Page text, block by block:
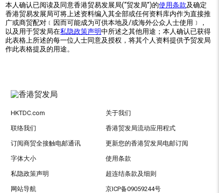
本人确认已阅读及同意香港贸易发展局(“贸发局”)的使用条款及确定
香港贸易发展局可将上述资料编入其全部或任何资料库内作为直接推
广或商贸配对﹝因而可能成为可供本地及/或海外公众人士使用﹞，
以及用于贸发局在私隐政策声明中所述之其他用途；本人确认已获得
此表格上所述的每一位人士同意及授权，将其个人资料提供予贸发局
作此表格提及的用途。
HKTDC.com 关于我们
联络我们 香港贸发局流动应用程式
订阅商贸全接触电邮通讯 更新您的香港贸发局电邮订阅
字体大小 使用条款
私隐政策声明 超连结条款及细则
网站导航 京ICP备09059244号